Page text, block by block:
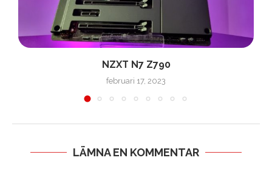
NZXT N7 Z790
februari 17, 2023
LÄMNA EN KOMMENTAR